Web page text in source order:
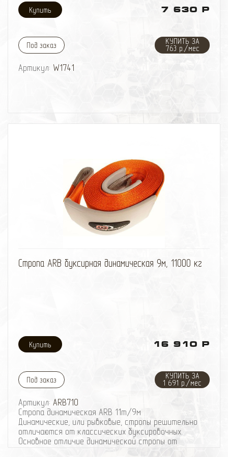
разворачивания. Этим она выгодно отличается от
верёвок круглого сечения. Купить динамическую
наиболее эффективных помощников любителя
бездорожья. Этот инструмент, не требуя
специальной подготовки автомобиля, повышает его
способности спасать других или выбираться из
ситуациях их нередко используют вместе, когда
требуется дополнительная страховка от
«динамики» в качестве удлинителя лебёдочного
Предельная прочность рывковой стропы напрямую
влияет на жёсткость её работы, поэтому выбирать
её следует исходя из массы тягача с учётом длины:
более длинные стропы работают мягче.
7 630 Р
Под заказ
КУПИТЬ ЗА
763 р./мес
Артикул: W1741
Стропа ARB буксирная динамическая 9м, 11000 кг
16 910 Р
Под заказ
КУПИТЬ ЗА
1 691 р./мес
Артикул: ARB710
Стропа динамическая ARB 11т/9м
Динамические, или рывковые, стропы решительно
отличаются от классических буксировочных.
Основное отличие динамической стропы от